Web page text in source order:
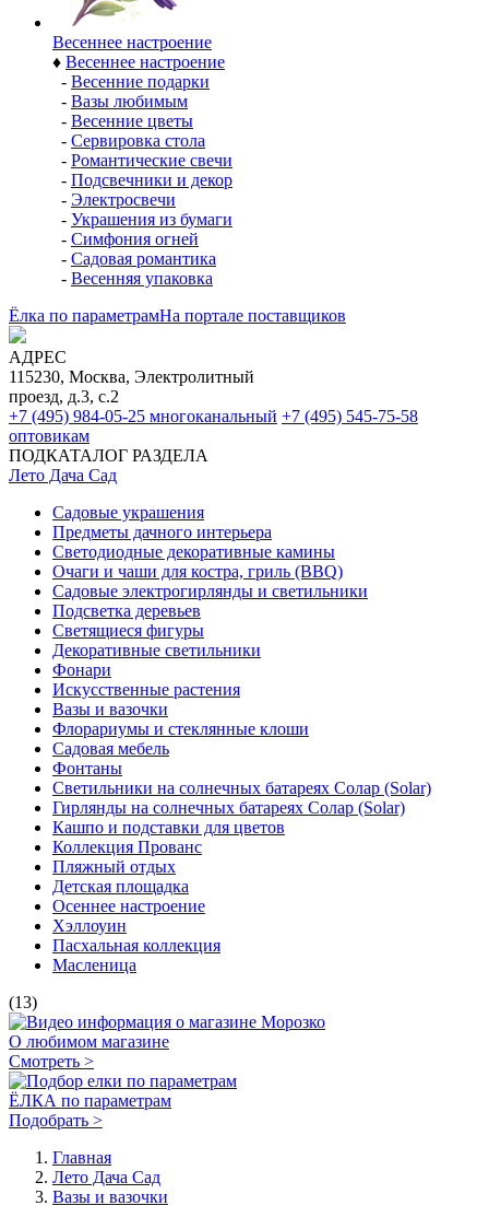
Весеннее настроение
♦ Весеннее настроение
- Весенние подарки
- Вазы любимым
- Весенние цветы
- Сервировка стола
- Романтические свечи
- Подсвечники и декор
- Электросвечи
- Украшения из бумаги
- Симфония огней
- Садовая романтика
- Весенняя упаковка
Ёлка по параметрамНа портале поставщиков
АДРЕС
115230, Москва, Электролитный
проезд, д.3, с.2
+7 (495) 984-05-25 многоканальный +7 (495) 545-75-58
оптовикам
ПОДКАТАЛОГ РАЗДЕЛА
Лето Дача Сад
Садовые украшения
Предметы дачного интерьера
Светодиодные декоративные камины
Очаги и чаши для костра, гриль (BBQ)
Садовые электрогирлянды и светильники
Подсветка деревьев
Светящиеся фигуры
Декоративные светильники
Фонари
Искусственные растения
Вазы и вазочки
Флорариумы и стеклянные клоши
Садовая мебель
Фонтаны
Светильники на солнечных батареях Солар (Solar)
Гирлянды на солнечных батареях Солар (Solar)
Кашпо и подставки для цветов
Коллекция Прованс
Пляжный отдых
Детская площадка
Осеннее настроение
Хэллоуин
Пасхальная коллекция
Масленица
(13)
О любимом магазине
Смотреть >
ЁЛКА по параметрам
Подобрать >
Главная
Лето Дача Сад
Вазы и вазочки